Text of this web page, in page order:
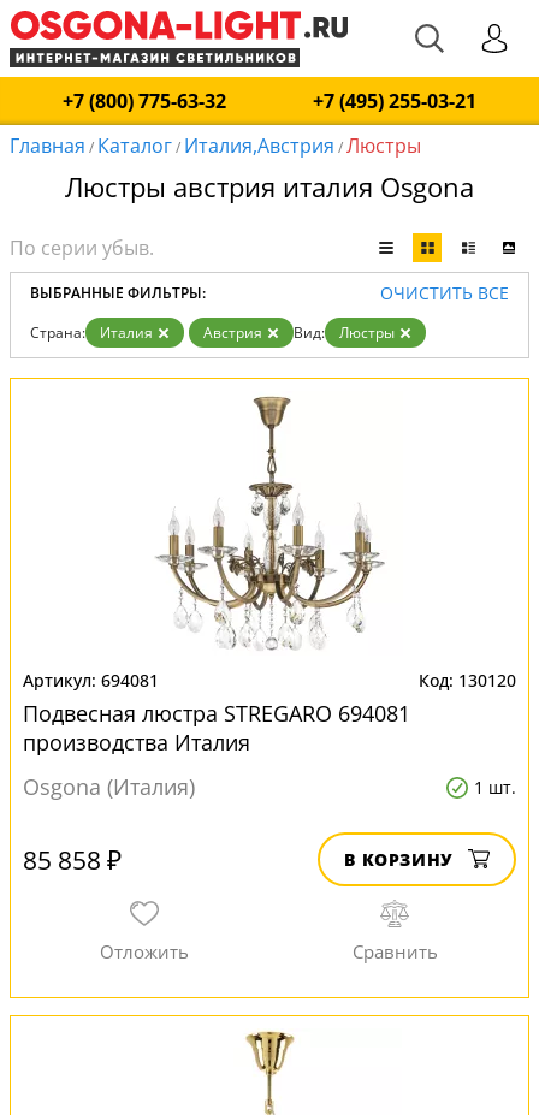
+7 (800) 775-63-32
+7 (495) 255-03-21
Главная / Каталог/ Италия,Австрия /Люстры
Люстры австрия италия Osgona
ВЫБРАННЫЕ ФИЛЬТРЫ: ОЧИСТИТЬ ВСЕ
Страна: Италия Австрия Вид: Люстры
694081 130120
Подвесная люстра STREGARO 694081
производства Италия
Osgona (Италия)
1 шт.
85 858 ₽ В КОРЗИНУ